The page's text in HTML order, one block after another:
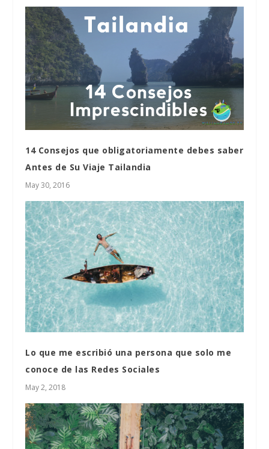
14 Consejos que obligatoriamente debes saber
Antes de Su Viaje Tailandia
May 30, 2016
Lo que me escribió una persona que solo me
conoce de las Redes Sociales
May 2, 2018